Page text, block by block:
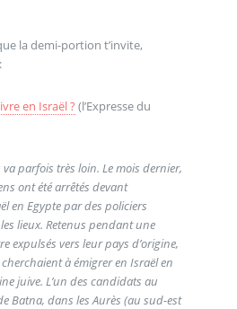
la demi-portion t’invite,
en Israël ? (l’Expresse du
va parfois très loin. Le mois dernier,
ont été arrêtés devant
en Egypte par des policiers
lieux. Retenus pendant une
expulsés vers leur pays d’origine,
à émigrer en Israël en
juive. L’un des candidats au
Batna, dans les Aurès (au sud-est